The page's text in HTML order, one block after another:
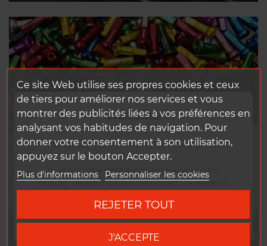
Welcome!
It looks like you're visiting from the United
States.
To ensure the best experience and correct
pricing, please visit our dedicated US website.
Go to DUKE US site
ÉCROUS
Écrous en aluminium avec filetage freiné, proposés en 16
coloris : noir, rouge, argent, gris métal, bleu, bleu aqua,
doré, doré clair, vert foncé, vert sirop menthe, vert citron,
Ce site Web utilise ses propres cookies et ceux
de tiers pour améliorer nos services et vous
montrer des publicités liées à vos préférences en
analysant vos habitudes de navigation. Pour
donner votre consentement à son utilisation,
appuyez sur le bouton Accepter.
Plus d'informations Personnaliser les cookies
REJETER TOUT
J'ACCEPTE